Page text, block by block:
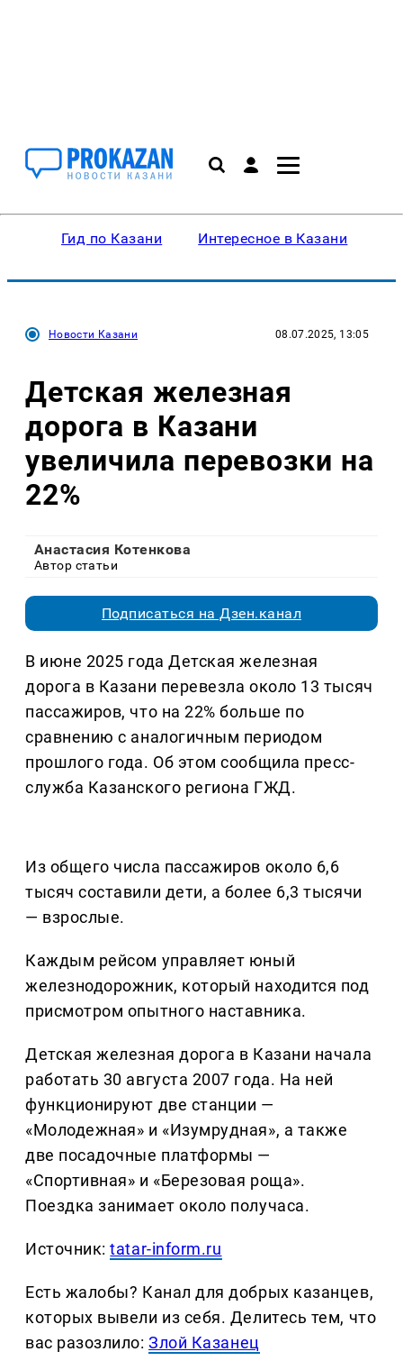
Гид по Казани Интересное в Казани
Новости Казани 08.07.2025, 13:05
Детская железная
дорога в Казани
увеличила перевозки на
22%
Анастасия Котенкова
Автор статьи
Подписаться на Дзен.канал
В июне 2025 года Детская железная
дорога в Казани перевезла около 13 тысяч
пассажиров, что на 22% больше по
сравнению с аналогичным периодом
прошлого года. Об этом сообщила пресс-
служба Казанского региона ГЖД.
Из общего числа пассажиров около 6,6
тысяч составили дети, а более 6,3 тысячи
— взрослые.
Каждым рейсом управляет юный
железнодорожник, который находится под
присмотром опытного наставника.
Детская железная дорога в Казани начала
работать 30 августа 2007 года. На ней
функционируют две станции —
«Молодежная» и «Изумрудная», а также
две посадочные платформы —
«Спортивная» и «Березовая роща».
Поездка занимает около получаса.
Источник:tatar-inform.ru
Есть жалобы? Канал для добрых казанцев,
которых вывели из себя. Делитеcь тем, что
вас разозлило:Злой Казанец